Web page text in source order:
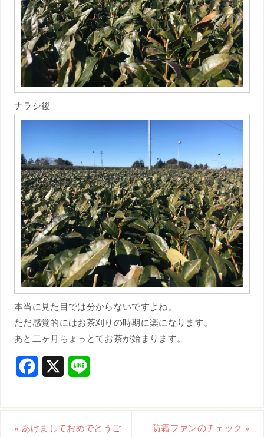
ナラシ後
本当に見た目では分からないですよね。
ただ感覚的にはお茶刈りの時期に楽になります。
あと二ヶ月ちょっとてお茶が始まります。
e
e
« あけましておめでとうご
防霜ファンのチェック »